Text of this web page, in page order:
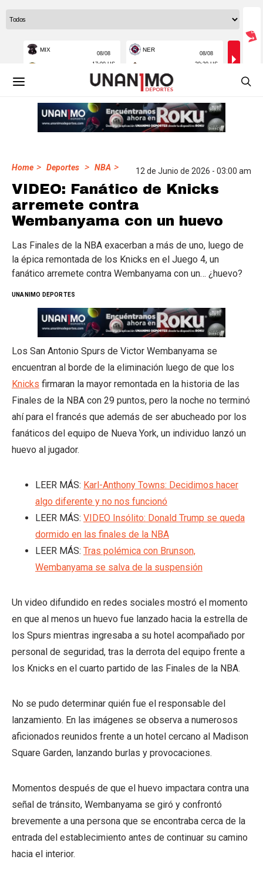
Home > Deportes > NBA > 12 de Junio de 2026 - 03:00 am
VIDEO: Fanático de Knicks
arremete contra
Wembanyama con un huevo
Las Finales de la NBA exacerban a más de uno, luego de
la épica remontada de los Knicks en el Juego 4, un
fanático arremete contra Wembanyama con un… ¿huevo?
UNANIMO DEPORTES
Los San Antonio Spurs de Victor Wembanyama se
encuentran al borde de la eliminación luego de que los
Knicks firmaran la mayor remontada en la historia de las
Finales de la NBA con 29 puntos, pero la noche no terminó
ahí para el francés que además de ser abucheado por los
fanáticos del equipo de Nueva York, un individuo lanzó un
huevo al jugador.
LEER MÁS: Karl-Anthony Towns: Decidimos hacer
algo diferente y no nos funcionó
LEER MÁS: VIDEO Insólito: Donald Trump se queda
dormido en las finales de la NBA
LEER MÁS: Tras polémica con Brunson,
Wembanyama se salva de la suspensión
Un video difundido en redes sociales mostró el momento
en que al menos un huevo fue lanzado hacia la estrella de
los Spurs mientras ingresaba a su hotel acompañado por
personal de seguridad, tras la derrota del equipo frente a
los Knicks en el cuarto partido de las Finales de la NBA.
No se pudo determinar quién fue el responsable del
lanzamiento. En las imágenes se observa a numerosos
aficionados reunidos frente a un hotel cercano al Madison
Square Garden, lanzando burlas y provocaciones.
Momentos después de que el huevo impactara contra una
señal de tránsito, Wembanyama se giró y confrontó
brevemente a una persona que se encontraba cerca de la
entrada del establecimiento antes de continuar su camino
hacia el interior.